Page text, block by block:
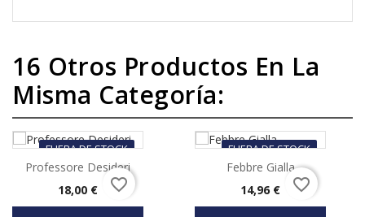
16 Otros Productos En La
Misma Categoría:
FUERA DE STOCK
Professore Desideri
Precio
18,00 € favorite_border
FUERA DE STOCK
Febbre Gialla
Precio
14,96 € favorite_border